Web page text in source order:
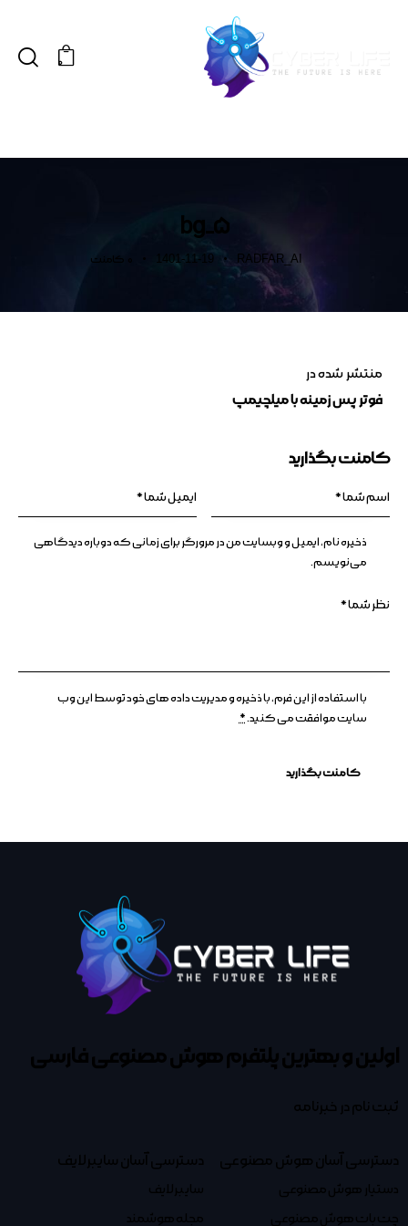
0
bg_5
RADFAR_AI
1401-11-19
0 کامنت
منتشر شده در
فوتر پس زمینه با میلچیمپ
کامنت بگذارید
ذخیره نام، ایمیل و وبسایت من در مرورگر برای زمانی که دوباره دیدگاهی
می‌نویسم.
با استفاده از این فرم، با ذخیره و مدیریت داده های خود توسط این وب
سایت موافقت می کنید.*
اولین و بهترین پلتفرمهوش مصنوعی فارسی
ثبت نام در خبرنامه
دسترسی آسان هوش مصنوعی
دستیار هوش مصنوعی
چت بات هوش مصنوعی
دسترسی آسان سایبرلایف
سایبرلایف
مجله هوشمند